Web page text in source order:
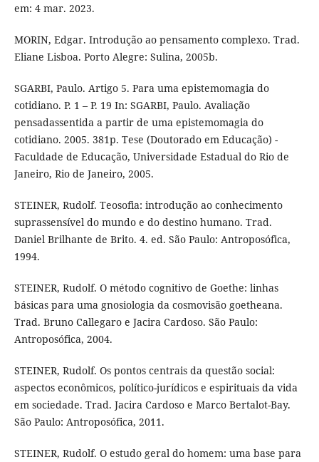
em: 4 mar. 2023.
MORIN, Edgar. Introdução ao pensamento complexo. Trad.
Eliane Lisboa. Porto Alegre: Sulina, 2005b.
SGARBI, Paulo. Artigo 5. Para uma epistemomagia do
cotidiano. P. 1 – P. 19 In: SGARBI, Paulo. Avaliação
pensadassentida a partir de uma epistemomagia do
cotidiano. 2005. 381p. Tese (Doutorado em Educação) -
Faculdade de Educação, Universidade Estadual do Rio de
Janeiro, Rio de Janeiro, 2005.
STEINER, Rudolf. Teosofia: introdução ao conhecimento
suprassensível do mundo e do destino humano. Trad.
Daniel Brilhante de Brito. 4. ed. São Paulo: Antroposófica,
1994.
STEINER, Rudolf. O método cognitivo de Goethe: linhas
básicas para uma gnosiologia da cosmovisão goetheana.
Trad. Bruno Callegaro e Jacira Cardoso. São Paulo:
Antroposófica, 2004.
STEINER, Rudolf. Os pontos centrais da questão social:
aspectos econômicos, político-jurídicos e espirituais da vida
em sociedade. Trad. Jacira Cardoso e Marco Bertalot-Bay.
São Paulo: Antroposófica, 2011.
STEINER, Rudolf. O estudo geral do homem: uma base para